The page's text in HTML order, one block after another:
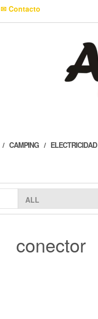
✉ Contacto
CAMPING ELECTRICIDAD
conector